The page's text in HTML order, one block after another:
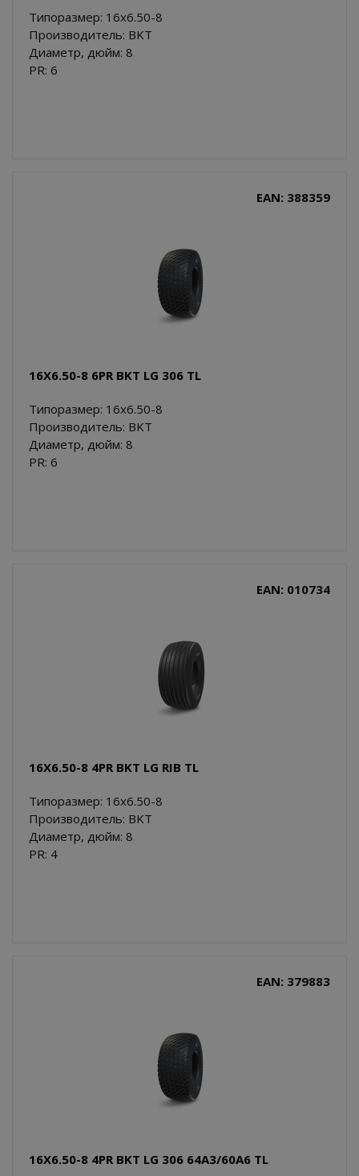
Типоразмер: 16x6.50-8
Производитель: BKT
Диаметр, дюйм: 8
PR: 6
EAN: 388359
16X6.50-8 6PR BKT LG 306 TL
Типоразмер: 16x6.50-8
Производитель: BKT
Диаметр, дюйм: 8
PR: 6
EAN: 010734
16X6.50-8 4PR BKT LG RIB TL
Типоразмер: 16x6.50-8
Производитель: BKT
Диаметр, дюйм: 8
PR: 4
EAN: 379883
16X6.50-8 4PR BKT LG 306 64A3/60A6 TL